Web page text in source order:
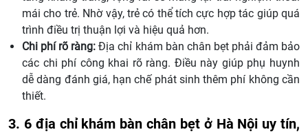
mái cho trẻ. Nhờ vậy, trẻ có thể tích cực hợp tác giúp quá
trình điều trị thuận lợi và hiệu quả hơn.
Chi phí rõ ràng:Địa chỉ khám bàn chân bẹt phải đảm bảo
các chi phí công khai rõ ràng. Điều này giúp phụ huynh
dễ dàng đánh giá, hạn chế phát sinh thêm phí không cần
thiết.
3. 6 địa chỉ khám bàn chân bẹt ở Hà Nội uy tín,